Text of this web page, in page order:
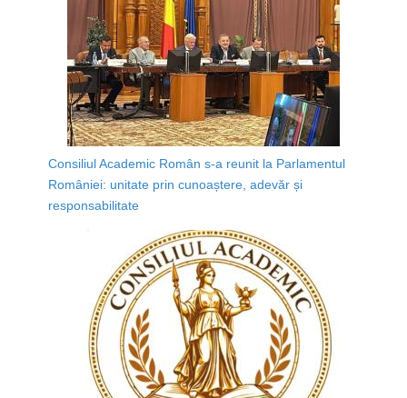
Consiliul Academic Român s-a reunit la Parlamentul
României: unitate prin cunoaștere, adevăr și
responsabilitate